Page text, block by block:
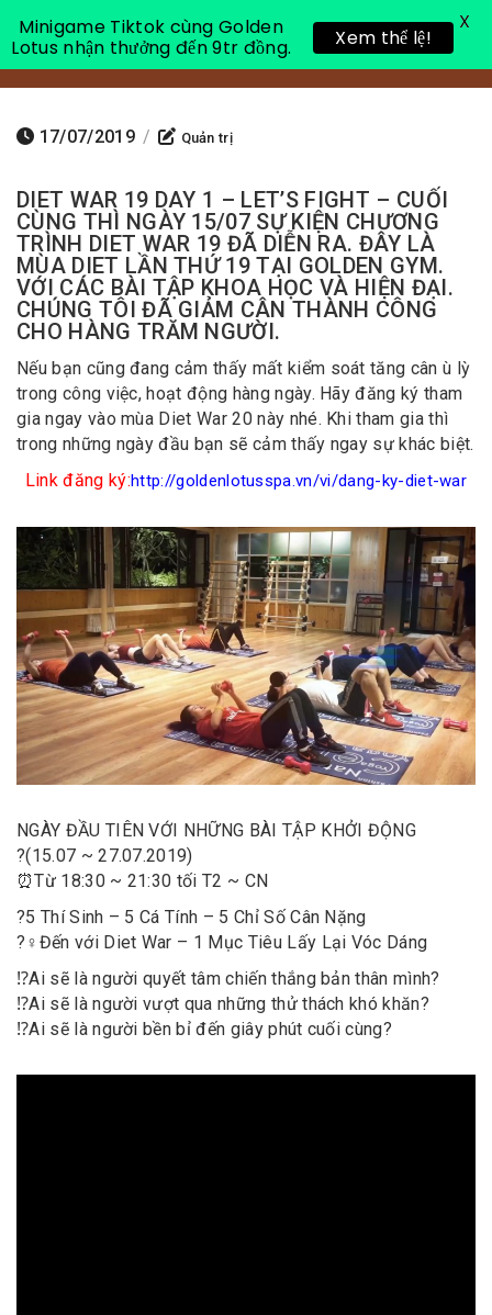
Toggle
17/07/2019 / Quản trị
DIET WAR 19 DAY 1 – LET’S FIGHT – CUỐI
CÙNG THÌ NGÀY 15/07 SỰ KIỆN CHƯƠNG
TRÌNH DIET WAR 19 ĐÃ DIỄN RA. ĐÂY LÀ
MÙA DIET LẦN THỨ 19 TẠI GOLDEN GYM.
VỚI CÁC BÀI TẬP KHOA HỌC VÀ HIỆN ĐẠI.
CHÚNG TÔI ĐÃ GIẢM CÂN THÀNH CÔNG
CHO HÀNG TRĂM NGƯỜI.
Nếu bạn cũng đang cảm thấy mất kiểm soát tăng cân ù lỳ
trong công việc, hoạt động hàng ngày. Hãy đăng ký tham
gia ngay vào mùa Diet War 20 này nhé. Khi tham gia thì
trong những ngày đầu bạn sẽ cảm thấy ngay sự khác biệt.
Link đăng ký:http://goldenlotusspa.vn/vi/dang-ky-diet-war
NGÀY ĐẦU TIÊN VỚI NHỮNG BÀI TẬP KHỞI ĐỘNG
?(15.07 ~ 27.07.2019)
⏰Từ 18:30 ~ 21:30 tối T2 ~ CN
?5 Thí Sinh – 5 Cá Tính – 5 Chỉ Số Cân Nặng
?️‍♀️ Đến với Diet War – 1 Mục Tiêu Lấy Lại Vóc Dáng
⁉️Ai sẽ là người quyết tâm chiến thắng bản thân mình?
⁉️Ai sẽ là người vượt qua những thử thách khó khăn?
⁉️Ai sẽ là người bền bỉ đến giây phút cuối cùng?
Minigame Tiktok cùng Golden
Lotus nhận thưởng đến 9tr đồng.
Xem thể lệ!
X